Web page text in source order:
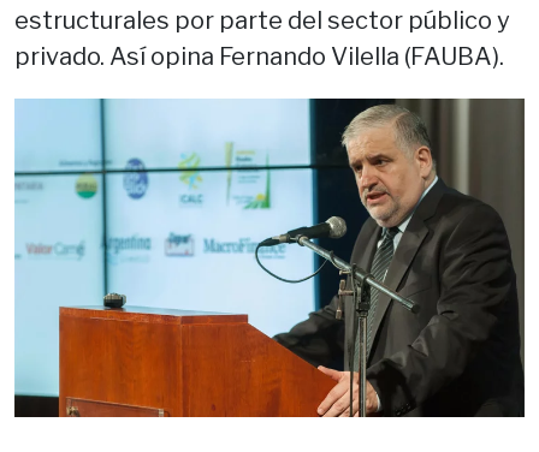
estructurales por parte del sector público y
privado. Así opina Fernando Vilella (FAUBA).